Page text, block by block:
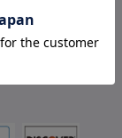
楽天ペイ・代